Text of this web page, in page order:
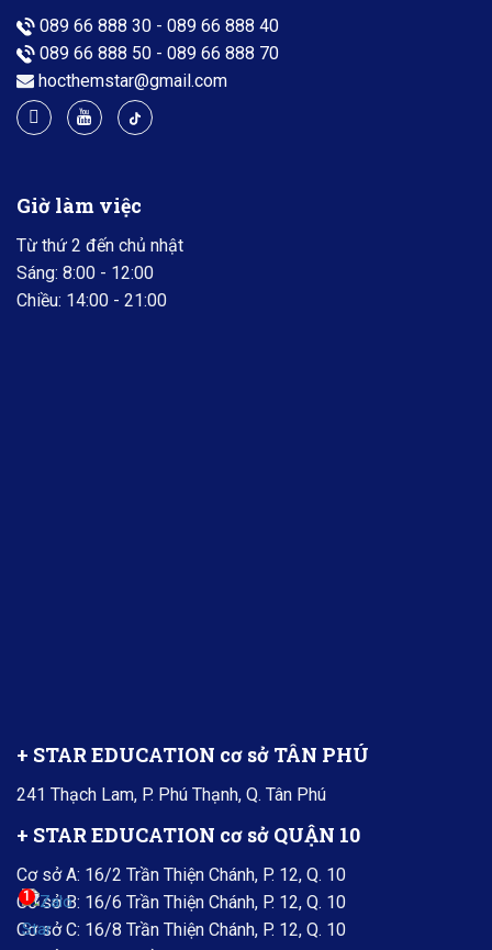
089 66 888 30 - 089 66 888 40
089 66 888 50 - 089 66 888 70
hocthemstar@gmail.com
Giờ làm việc
Từ thứ 2 đến chủ nhật
Sáng: 8:00 - 12:00
Chiều: 14:00 - 21:00
+ STAR EDUCATION cơ sở TÂN PHÚ
241 Thạch Lam, P. Phú Thạnh, Q. Tân Phú
+ STAR EDUCATION cơ sở QUẬN 10
Cơ sở A: 16/2 Trần Thiện Chánh, P. 12, Q. 10
Cơ sở B: 16/6 Trần Thiện Chánh, P. 12, Q. 10
Cơ sở C: 16/8 Trần Thiện Chánh, P. 12, Q. 10
1